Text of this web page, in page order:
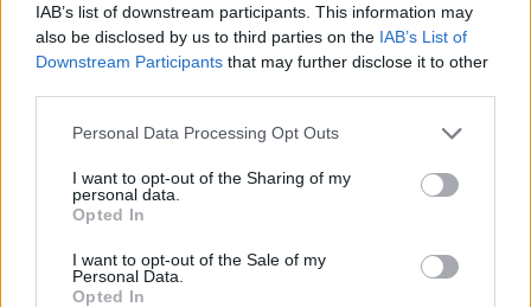
IAB’s list of downstream participants. This information may
also be disclosed by us to third parties on the IAB’s List of
Downstream Participants that may further disclose it to other
Please note that this website/app uses one or more Google
not limited to your visit or usage behaviour. You may click to
grant or deny consent to Google and its third-party tags to
use your data for below specified purposes in below Google
consent section.
Personal Data Processing Opt Outs
I want to opt-out of the Sharing of my
personal data.
Opted In
I want to opt-out of the Sale of my
Personal Data.
Opted In
Concerti a Macerata
Edoardo Marchesi · 7 Ago 2026